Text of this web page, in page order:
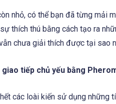
nhỏ, có thể bạn đã từng mải
thích thú bằng cách tạo ra
chưa giải thích được tại sao
giao tiếp chủ yếu bằng
các loài kiến sử dụng những